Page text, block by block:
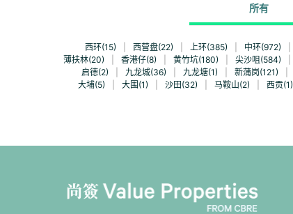
所有
西环(15) 西营盘(22) 上环(385) 中环(972)
薄扶林(20)
香港仔(8) 黄竹坑(180) 尖沙咀(584)
启德(2)
九龙城(36) 九龙塘(1) 新蒲岗(121)
大埔(5)
大围(1) 沙田(32) 马鞍山(2) 西贡(1)